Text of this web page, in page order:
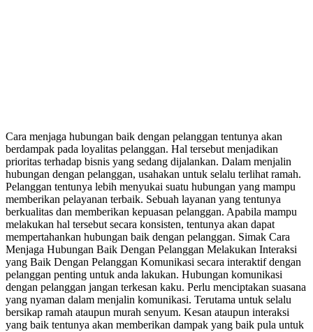
Cara menjaga hubungan baik dengan pelanggan tentunya akan
berdampak pada loyalitas pelanggan. Hal tersebut menjadikan
prioritas terhadap bisnis yang sedang dijalankan. Dalam menjalin
hubungan dengan pelanggan, usahakan untuk selalu terlihat ramah.
Pelanggan tentunya lebih menyukai suatu hubungan yang mampu
memberikan pelayanan terbaik. Sebuah layanan yang tentunya
berkualitas dan memberikan kepuasan pelanggan. Apabila mampu
melakukan hal tersebut secara konsisten, tentunya akan dapat
mempertahankan hubungan baik dengan pelanggan. Simak Cara
Menjaga Hubungan Baik Dengan Pelanggan Melakukan Interaksi
yang Baik Dengan Pelanggan Komunikasi secara interaktif dengan
pelanggan penting untuk anda lakukan. Hubungan komunikasi
dengan pelanggan jangan terkesan kaku. Perlu menciptakan suasana
yang nyaman dalam menjalin komunikasi. Terutama untuk selalu
bersikap ramah ataupun murah senyum. Kesan ataupun interaksi
yang baik tentunya akan memberikan dampak yang baik pula untuk